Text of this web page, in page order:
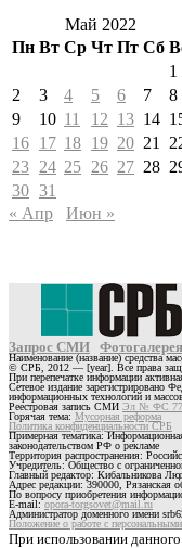
Май 2022
Пн Вт Ср Чт Пт Сб
1
2
3 4 5 6 7
8
9
10 11 12 13 14
16 17 18 19 20 21
23 24 25 26 27 28
30 31
« Апр
Июн »
Запрос СМИ Фотогалерея
Наименование (название) средства
© СРБ, 2012 — [year]. Все права
При перепечатке информации
Сетевое издание зарегистрировано
информационных технологий и
Реестровая запись СМИ Эл № ФС
Горячая тема: Мусорная реформа
Политика конфиденциальности СРБ
Примерная тематика:
законодательством РФ о рекламе
Территория распространения:
Учредитель: Общество с
Главный редактор: Кибальникова
Адрес редакции: 390000,
По вопросу приобретения
E-mail:opora-torgsovet@mail.ru
Администратор доменного имени
Положение о работе с
При использовании